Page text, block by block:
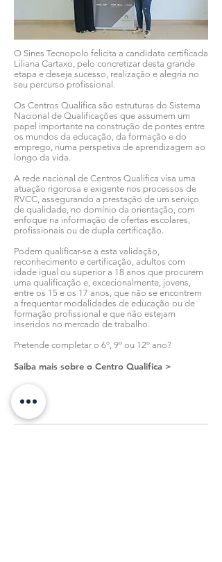
O Sines Tecnopolo felicita a candidata certificada
Liliana Cartaxo, pelo concretizar desta grande
etapa e deseja sucesso, realização e alegria no
seu percurso profissional.
Os Centros Qualifica são estruturas do Sistema
Nacional de Qualificações que assumem um
papel importante na construção de pontes entre
os mundos da educação, da formação e do
emprego, numa perspetiva de aprendizagem ao
longo da vida.
A rede nacional de Centros Qualifica visa uma
atuação rigorosa e exigente nos processos de
RVCC, assegurando a prestação de um serviço
de qualidade, no domínio da orientação, com
enfoque na informação de ofertas escolares,
profissionais ou de dupla certificação.
Podem qualificar-se a esta validação,
reconhecimento e certificação, adultos com
idade igual ou superior a 18 anos que procurem
uma qualificação e, excecionalmente, jovens,
entre os 15 e os 17 anos, que não se encontrem
a frequentar modalidades de educação ou de
formação profissional e que não estejam
inseridos no mercado de trabalho.
Pretende completar o 6º, 9º ou 12º ano?
Saiba mais sobre o Centro Qualifica >